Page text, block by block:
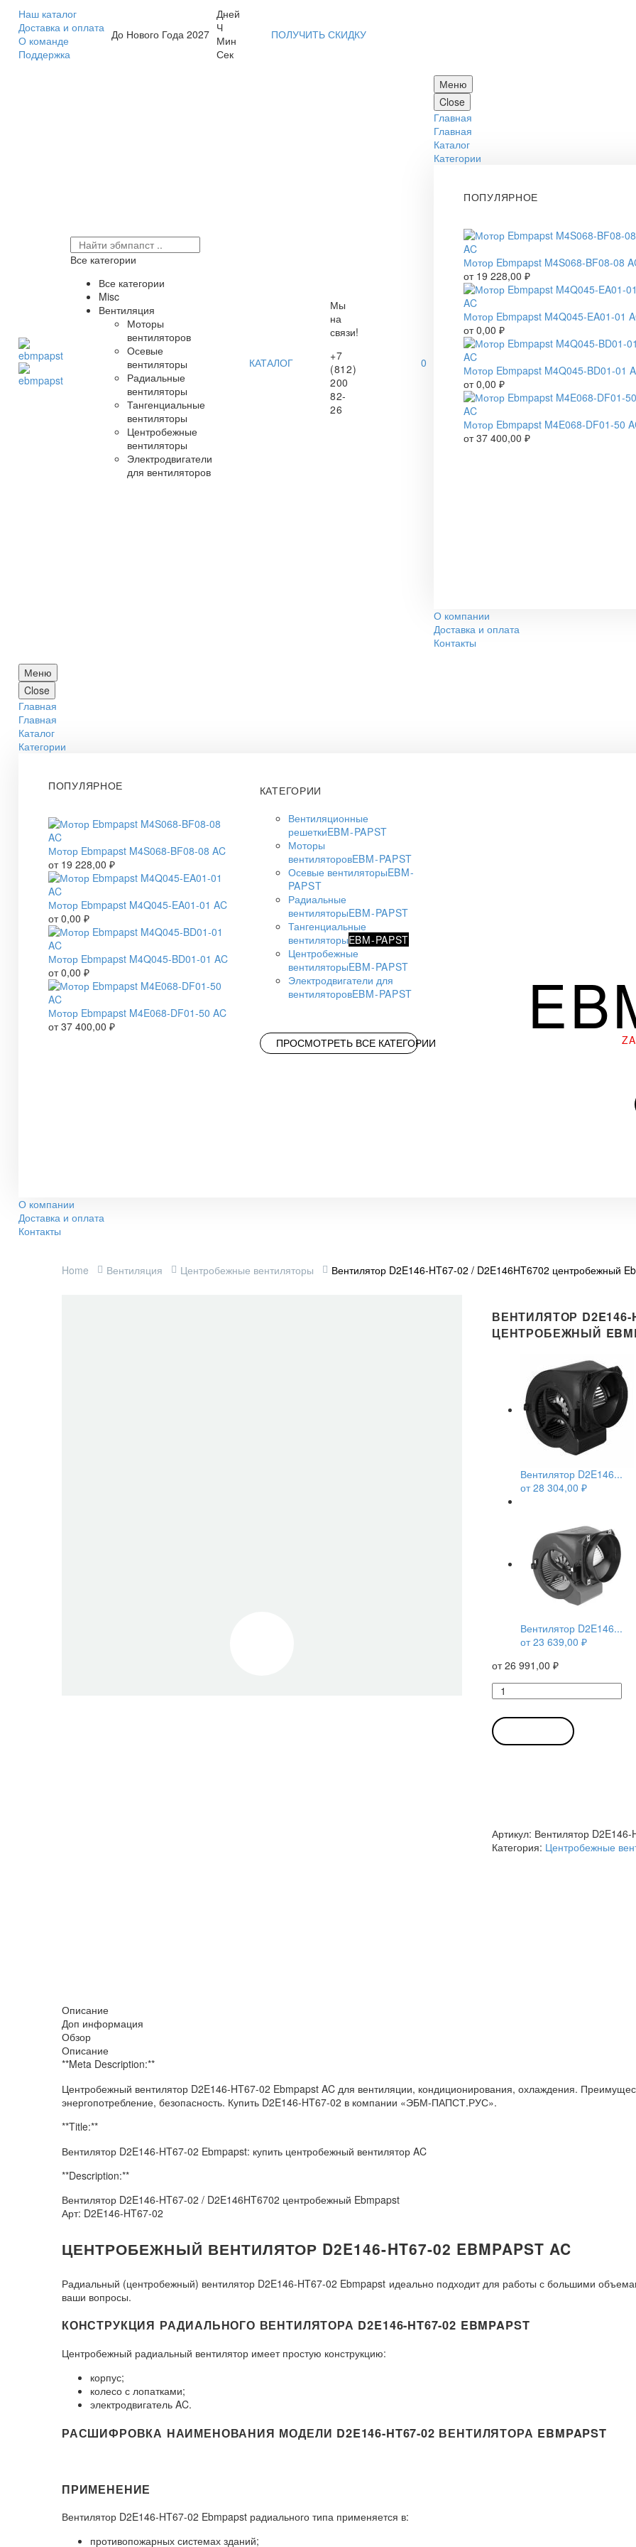
Наш каталог
Доставка и оплата
О команде
Поддержка
До Нового Года 2027
Дней
Ч
Мин
Сек
ПОЛУЧИТЬ СКИДКУ
Все категории
Все категории
Misc
Вентиляция
Моторы
вентиляторов
Осевые
вентиляторы
Радиальные
вентиляторы
Тангенциальные
вентиляторы
Центробежные
вентиляторы
Электродвигатели
для вентиляторов
КАТАЛОГ
Мы
на
связи!
+7
(812)
200
82-
26
0
Меню
Close
Главная
Главная
Каталог
Категории
ПОПУЛЯРНОЕ
Мотор Ebmpapst M4S068-BF08-08
от 19 228,00 ₽
Мотор Ebmpapst M4Q045-EA01-01
от0,00 ₽
Мотор Ebmpapst M4Q045-BD01-01
от0,00 ₽
Мотор Ebmpapst M4E068-DF01-50
от37 400,00 ₽
О компании
Доставка и оплата
Контакты
Меню
Close
Главная
Главная
Каталог
Категории
ПОПУЛЯРНОЕ
Мотор Ebmpapst M4S068-BF08-08 AC
от 19 228,00 ₽
Мотор Ebmpapst M4Q045-EA01-01 AC
от0,00 ₽
Мотор Ebmpapst M4Q045-BD01-01 AC
от0,00 ₽
Мотор Ebmpapst M4E068-DF01-50 AC
от37 400,00 ₽
КАТЕГОРИИ
Вентиляционные
решеткиEBM-PAPST
Моторы
вентиляторовEBM-PAPST
Осевые вентиляторыEBM-
PAPST
Радиальные
вентиляторыEBM-PAPST
Тангенциальные
вентиляторыEBM-PAPST
Центробежные
вентиляторыEBM-PAPST
Электродвигатели для
вентиляторовEBM-PAPST
ПРОСМОТРЕТЬ ВСЕ КАТЕГОРИИ
О компании
Доставка и оплата
Контакты
Home Вентиляция Центробежные вентиляторы Вентилятор D2E146-HT67-02 / D2E146HT6702 центробежный
ВЕНТИЛЯТОР D2E146-
ЦЕНТРОБЕЖНЫЙ
Вентилятор D2E146...
от28 304,00 ₽
Вентилятор D2E146...
от23 639,00 ₽
от26 991,00 ₽
Количество
товара
Вентилятор
D2E146-
HT67-
Артикул: Вентилятор
Категория: Центробежные
Описание
Доп информация
Обзор
Описание
**Meta Description:**
Центробежный вентилятор D2E146-HT67-02 Ebmpapst AC для вентиляции, кондиционирования, охлаждения.
энергопотребление, безопасность. Купить D2E146-HT67-02 в компании «ЭБМ-ПАПСТ.РУС».
**Title:**
Вентилятор D2E146-HT67-02 Ebmpapst: купить центробежный вентилятор AC
**Description:**
Вентилятор D2E146-HT67-02 / D2E146HT6702 центробежный Ebmpapst
Арт: D2E146-HT67-02
ЦЕНТРОБЕЖНЫЙ ВЕНТИЛЯТОР D2E146-HT67-02 EBMPAPST AC
Радиальный (центробежный) вентилятор D2E146-HT67-02 Ebmpapst идеально подходит для работы с большими
ваши вопросы.
КОНСТРУКЦИЯ РАДИАЛЬНОГО ВЕНТИЛЯТОРА D2E146-HT67-02 EBMPAPST
Центробежный радиальный вентилятор имеет простую конструкцию:
корпус;
колесо с лопатками;
электродвигатель AC.
РАСШИФРОВКА НАИМЕНОВАНИЯ МОДЕЛИ D2E146-HT67-02 ВЕНТИЛЯТОРА EBMPAPST
ПРИМЕНЕНИЕ
Вентилятор D2E146-HT67-02 Ebmpapst радиального типа применяется в:
противопожарных системах зданий;